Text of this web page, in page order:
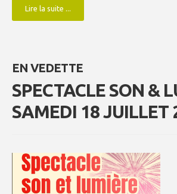
Lire la suite ...
EN VEDETTE
SPECTACLE SON &
SAMEDI 18 JUILLET